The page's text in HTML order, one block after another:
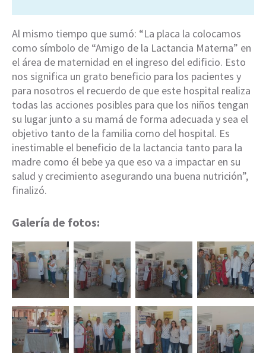
Al mismo tiempo que sumó: “La placa la colocamos
como símbolo de “Amigo de la Lactancia Materna” en
el área de maternidad en el ingreso del edificio. Esto
nos significa un grato beneficio para los pacientes y
para nosotros el recuerdo de que este hospital realiza
todas las acciones posibles para que los niños tengan
su lugar junto a su mamá de forma adecuada y sea el
objetivo tanto de la familia como del hospital. Es
inestimable el beneficio de la lactancia tanto para la
madre como él bebe ya que eso va a impactar en su
salud y crecimiento asegurando una buena nutrición”,
finalizó.
Galería de fotos: